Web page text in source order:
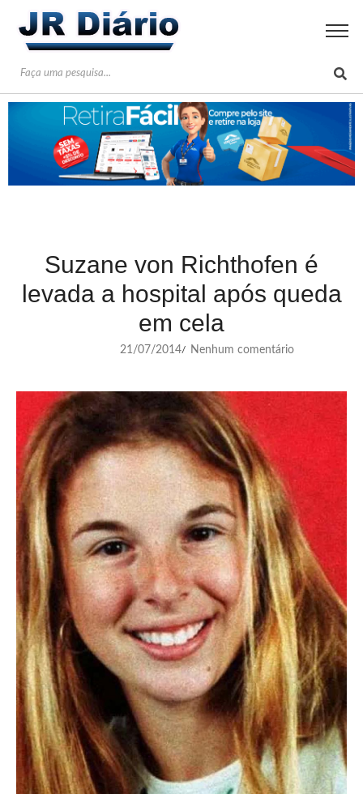
Suzane von Richthofen é
levada a hospital após queda
em cela
21/07/2014/ Nenhum comentário